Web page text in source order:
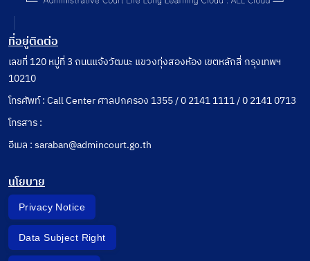
ที่อยู่ติดต่อ
เลขที่ 120 หมู่ที่ 3 ถนนแจ้งวัฒนะ แขวงทุ่งสองห้อง เขตหลักสี่ กรุงเทพฯ
10210
โทรศัพท์ : Call Center ศาลปกครอง 1355 / 0 2141 1111 / 0 2141 0713
โทรสาร :
อีเมล : saraban@admincourt.go.th
นโยบาย
Privacy Notice
Data Subject Right